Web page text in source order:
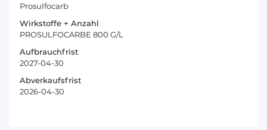
Prosulfocarb
Wirkstoffe + Anzahl
PROSULFOCARBE 800 G/L
Aufbrauchfrist
2027-04-30
Abverkaufsfrist
2026-04-30